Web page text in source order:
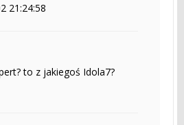
21:24:58
to z jakiegoś Idola7?